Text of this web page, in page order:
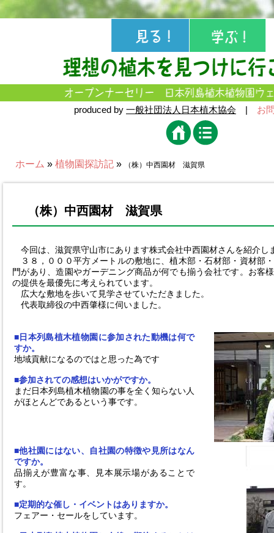
produced by 一般社団法人日本植木協会 | お
ホーム » 植物園探訪記 » （株）中西園材 滋賀県
（株）中西園材 滋賀県
今回は、滋賀県守山市にあります株式会社中西園材さんを紹介し
３８，０００平方メートルの敷地に、植木部・石材部・資材部
門があり、造園やガーデニング商品が何でも揃う会社です。お客
の提供を最優先に考えられています。
広大な敷地を歩いて見学させていただきました。
代表取締役の中西肇様に伺いました。
■日本列島植木植物園に参加された動機は何で
すか。
地域貢献になるのではと思った為です
■参加されての感想はいかがですか。
まだ日本列島植木植物園の事を全く知らない人
がほとんどであるという事です。
■他社園にはない、自社園の特徴や見所はなん
ですか。
品揃えが豊富な事、見本展示場があることで
す。
■定期的な催し・イベントはありますか。
フェアー・セールをしています。